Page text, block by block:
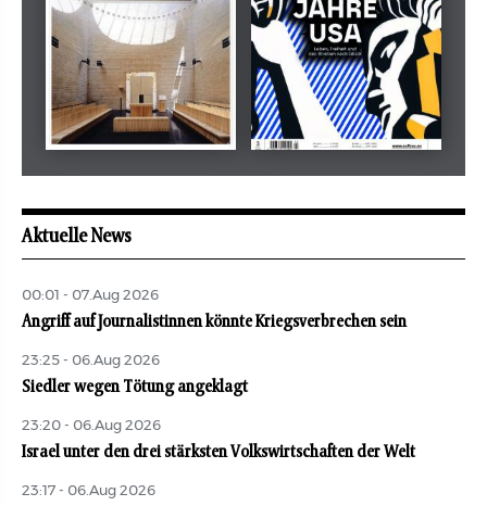
revue juive aufbau
Aktuelle News
00:01 - 07.Aug 2026
Angriff auf Journalistinnen könnte Kriegsverbrechen sein
23:25 - 06.Aug 2026
Siedler wegen Tötung angeklagt
23:20 - 06.Aug 2026
Israel unter den drei stärksten Volkswirtschaften der Welt
23:17 - 06.Aug 2026